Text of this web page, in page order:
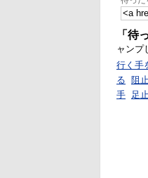
「待
ャンプ
行く手
る
阻
手 足